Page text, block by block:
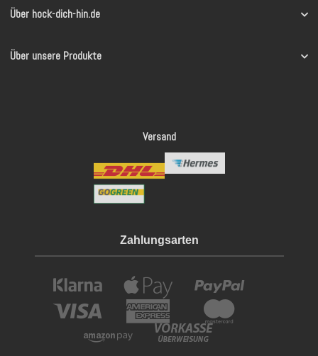
Über hock-dich-hin.de
Über unsere Produkte
Versand
Zahlungsarten